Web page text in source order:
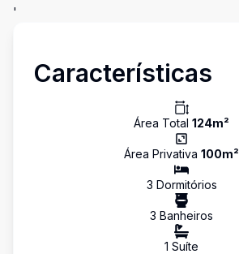
'
Características
Área Total 124m²
Área Privativa 100m²
3 Dormitórios
3 Banheiros
1 Suíte